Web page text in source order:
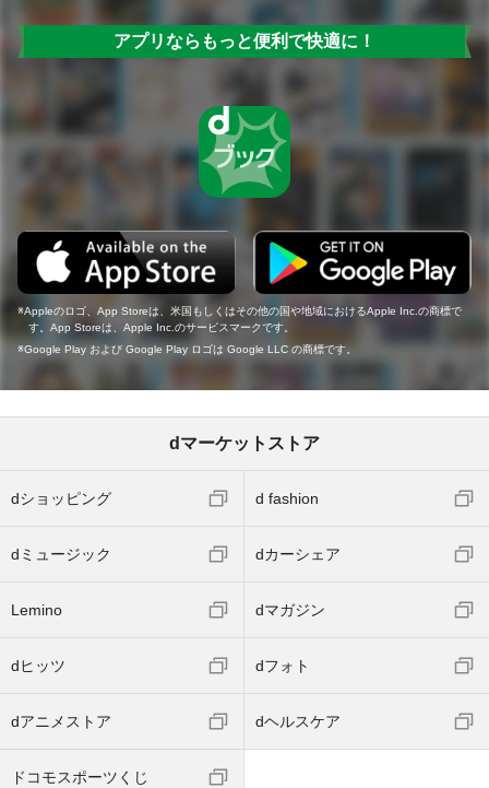
アプリならもっと便利で快適に！
Appleのロゴ、App Storeは、米国もしくはその他の国や地域におけるApple Inc.の商標で
す。App Storeは、Apple Inc.のサービスマークです。
Google Play および Google Play ロゴは Google LLC の商標です。
dマーケットストア
dショッピング d fashion
dミュージック dカーシェア
Lemino dマガジン
dヒッツ dフォト
dアニメストア dヘルスケア
ドコモスポーツくじ